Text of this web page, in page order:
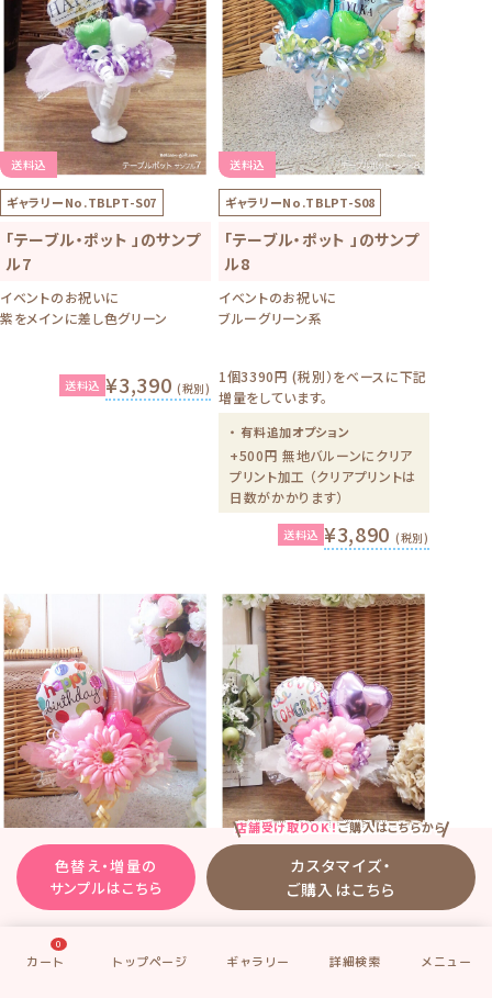
色替え・増量の
サンプルはこちら
店舗受け取りOK！ご購入はこちらから
カスタマイズ・
ご購入はこちら
送料込
ギャラリーNo.TBLPT-S07
「テーブル・ポット 」のサンプ
ル7
イベントのお祝いに
紫をメインに差し色グリーン
送料込 ¥3,390(税別)
送料込
ギャラリーNo.TBLPT-S08
「テーブル・ポット 」のサンプ
ル8
イベントのお祝いに
ブルーグリーン系
1個3390円 (税別）をベースに下記
増量をしています。
・ 有料追加オプション
+500円 無地バルーンにクリア
プリント加工 （クリアプリントは
日数がかかります）
送料込 ¥3,890 (税別)
送料込
ギャラリーNo.
「テーブル・ポット 」のサンプ
ル9
ギャラリーNo.
ル10
0